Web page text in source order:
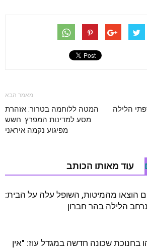
הלילה
מאמר הבא
המטה ללוחמה בטרור: אזהרת
מסע למדינות המפרץ. חשש
מפיגוע נקמה איראני
עוד מאותו הכותב
הוצאו מהמיטות, השופל עלה על הבית:
הלילה בהר חברון
בחנוכת שכונה חדשה במגדל עוז: "אין